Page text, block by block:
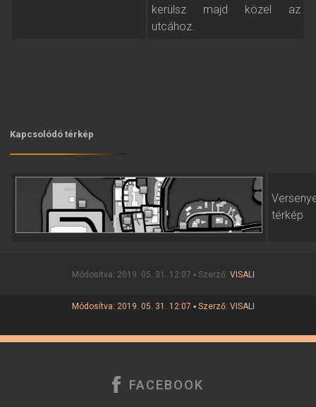
kerülsz majd közel az
utcához.
Kapcsolódó térkép
térkép
Módosítva: 2019. 05. 31. 12:07 ▪ Szerző: VISALI
Módosítva: 2019. 05. 31. 12:07 ▪ Szerző: VISALI
FACEBOOK